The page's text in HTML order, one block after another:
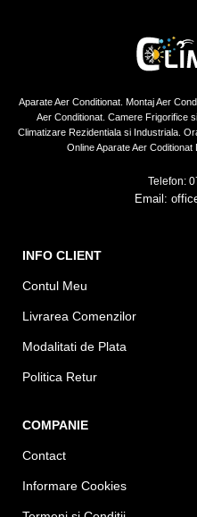
Aparate Aer Conditionat. Montaj Aer
Aer Conditionat. Camere Frigorifice
Climatizare Rezidentiala si Industriala.
Online Aparate Aer Coditionat
Telefon:
Email:
INFO CLIENT
Contul Meu
Livrarea Comenzilor
Modalitati de Plata
Politica Retur
COMPANIE
Contact
Informare Cookies